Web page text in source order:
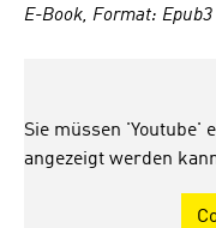
E-Book, Format: Epub3
Sie müssen 'Youtube'
angezeigt werden